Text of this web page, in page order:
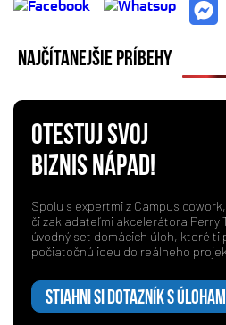
NAJČÍTANEJŠIE PRÍBEHY
OTESTUJ SVOJ
BIZNIS NÁPAD!
Spolu s expertmi z Campus
či zakladateľmi akcelerátora Perry
úvodný set domácich úloh, ktoré ti
počiatočnú ideu do reálneho
STIAHNI SI DOTAZNÍK S